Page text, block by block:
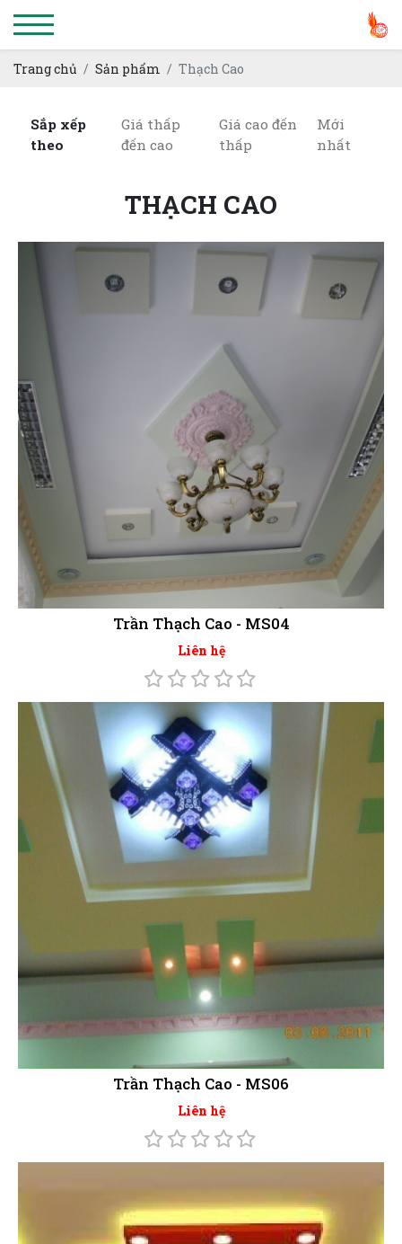
Trang chủ Sản phẩm Thạch Cao
Sắp xếp
theo
Giá thấp
đến cao
Giá cao đến
thấp
Mới
nhất
THẠCH CAO
Trần Thạch Cao - MS04
Liên hệ
Trần Thạch Cao - MS06
Liên hệ